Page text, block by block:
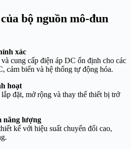
bộ nguồn mô-đun
xác
cung cấp điện áp DC ổn định cho các
cảm biến và hệ thống tự động hóa.
hoạt
đặt, mở rộng và thay thế thiết bị trở
năng lượng
kế với hiệu suất chuyển đổi cao,